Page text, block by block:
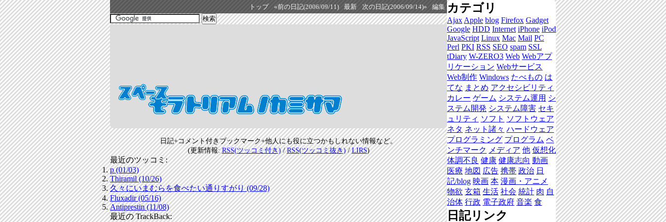
トップ «前の日記(2006/09/11) 最新 次の日記(2006/09/14)» 編集
日記+コメント付きブックマーク+他人にも役に立つかもしれない情報など。
(更新情報:RSS(ツッコミ付き)/RSS(ツッコミ抜き)/LIRS)
最近のツッコミ:
p (01/03)
Thiramil (10/26)
久々にいまむらを食べたい通りすがり (09/28)
Fluxadir (05/16)
Antiprestin (11/08)
最近の TrackBack:
カテゴリ
Ajax Apple blog Firefox Gadget
Google HDD Internet iPhone iPod
JavaScript Linux Mac Mail PC
Perl PKI RSS SEO spam SSL
tDiary W-ZERO3 Web Webアプ
リケーション Webサービス
Web制作 Windows たべもの は
てな まとめ アクセシビリティ
カレー ゲーム システム運用 シ
ステム開発 システム障害 セキ
ュリティ ソフト ソフトウェア
ネタ ネット諸々 ハードウェア
プログラミング プログラム ベ
ンチマーク メディア 他 仮想化
体調不良 健康 健康志向 動画
医療 地図 広告 携帯 政治 日
記/blog 映画 本 漫画・アニメ
物欲 玄箱 生活 社会 統計 肉 自
治体 行政 電子政府 音楽 食
日記リンク